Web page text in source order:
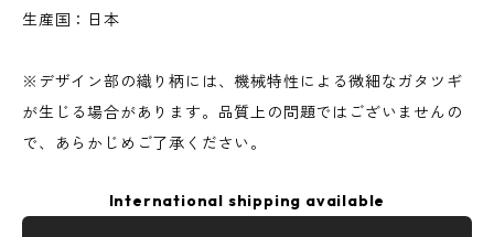
生産国：日本
※デザイン部の織り柄には、機械特性による微細なガタツギ
が生じる場合があります。品質上の問題ではございませんの
で、あらかじめご了承ください。
International shipping available